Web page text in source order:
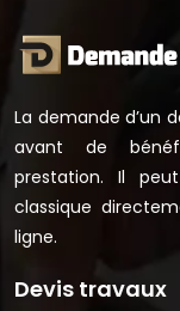
La demande d’un
avant de
prestation. Il
classique
ligne.
Devis travaux